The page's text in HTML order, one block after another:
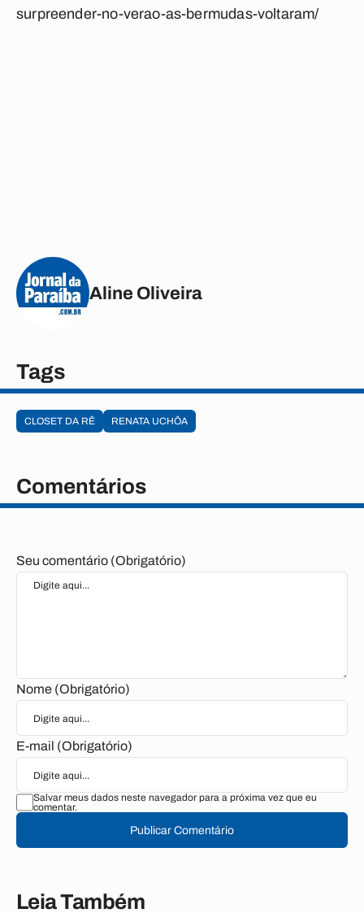
surpreender-no-verao-as-bermudas-voltaram/
Aline Oliveira
Tags
CLOSET DA RÊ RENATA UCHÔA
Comentários
Seu comentário (Obrigatório)
Nome (Obrigatório)
E-mail (Obrigatório)
Salvar meus dados neste navegador para a próxima vez que eu
comentar.
Publicar Comentário
Leia Também